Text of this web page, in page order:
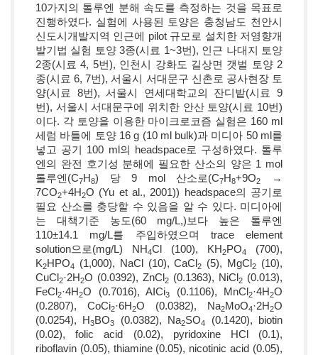
10가지의 톨루엔 분해 속도를 측정하는 것을 목표로
진행하였다. 실험에 사용된 토양은 충청남도 천안시
신도시개발지역 인근에 pilot 규모로 설치한 저영향개
발기법 실험 토양 3종(시료 1~3번), 인근 나대지 토양
2종(시료 4, 5번), 인천시 강화도 길상면 갯벌 토양 2
종(시료 6, 7번), 서울시 서대문구 신촌로 공사현장 토
양(시료 8번), 서울시 연세대학교의 잔디밭(시료 9
번), 서울시 서대문구에 위치한 안산 토양(시료 10번)
이다. 각 토양을 이용한 마이크로코즘 실험은 160 ml
세럼 바틀에 토양 16 g (10 ml bulk)과 미디아 50 ml를
넣고 공기 100 ml의 headspace로 구성하였다. 톨루
엔의 완전 호기성 분해에 필요한 산소의 양은 1 mol
톨루엔(C7H8) 당 9 mol 산소로(C7H8+9O2
→
7CO2+4H2O (Yu et al., 2001)) headspace의 공기로
필요 산소를 충당할 수 있음을 알 수 있다. 미디아에
는 대책기준 농도(60 mg/L,)보다 높은 톨루엔
110±14.1 mg/L를 주입하였으며 trace element
solution으로(mg/L) NH4Cl (100), KH2PO4
(700),
K2HPO4 (1,000), NaCl (10), CaCl2 (5), MgCl2
(10),
CuCl2·2H2O (0.0392), ZnCl2 (0.1363), NiCl2 (0.013),
FeCl2·4H2O (0.7016), AICi3 (0.1106), MnCl2·4H2O
(0.2807), CoCi2·6H2O (0.0382), Na2MoO4·2H2O
(0.0254), H3BO3 (0.0382), Na2SO4
(0.1420), biotin
(0.02), folic acid (0.02), pyridoxine HCl (0.1),
riboflavin (0.05), thiamine (0.05), nicotinic acid (0.05),